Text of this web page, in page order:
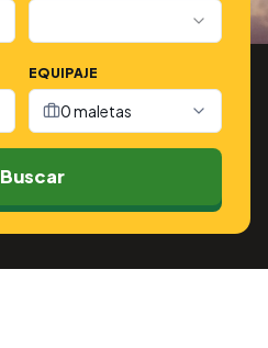
EQUIPAJE
0 maletas
Buscar